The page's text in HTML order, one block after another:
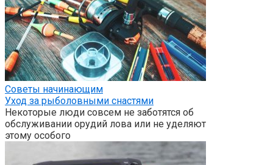
Советы начинающим
Уход за рыболовными снастями
Некоторые люди совсем не заботятся об
обслуживании орудий лова или не уделяют
этому особого